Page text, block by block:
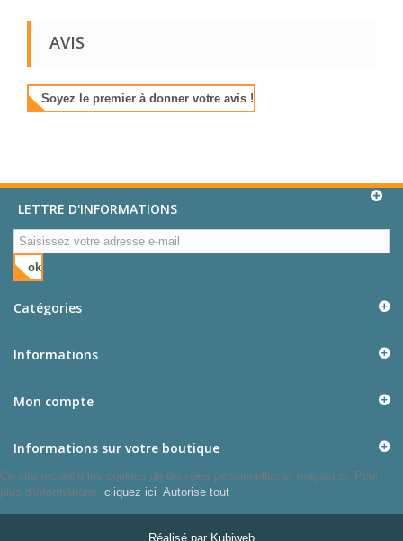
AVIS
Soyez le premier à donner votre avis !
LETTRE D'INFORMATIONS
ok
Catégories
Informations
Mon compte
Informations sur votre boutique
Ce site recueille les cookies de données personnelles et magasins. Pour
plus d'informations, cliquez ici. Autorise tout
Réalisé par Kubiweb